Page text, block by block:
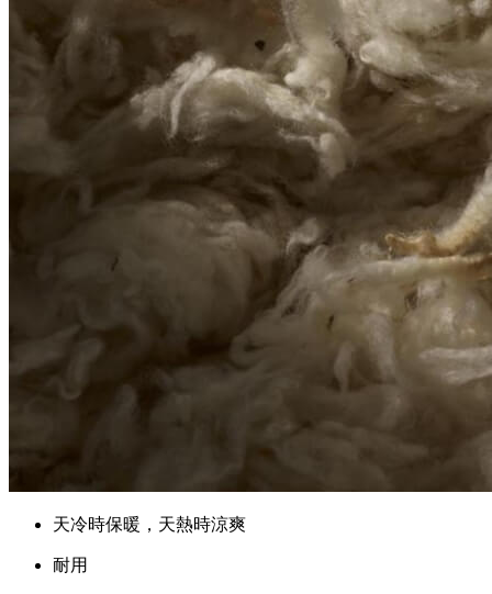
天冷時保暖，天熱時涼爽
耐用